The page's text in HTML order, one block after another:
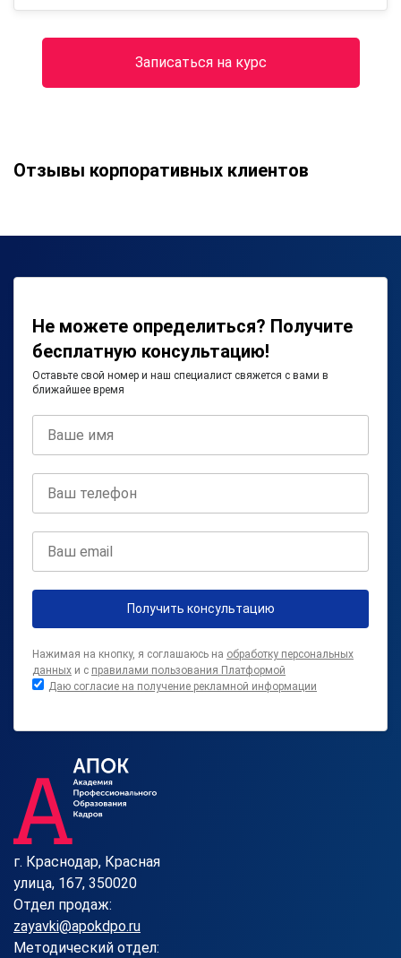
Записаться на курс
Отзывы корпоративных клиентов
Не можете определиться? Получите
бесплатную консультацию!
Оставьте свой номер и наш специалист свяжется с вами в
ближайшее время
Получить консультацию
Нажимая на кнопку, я соглашаюсь на обработку персональных
данных и с правилами пользования Платформой
Даю согласие на получение рекламной информации
г. Краснодар, Красная
улица, 167, 350020
Отдел продаж:
zayavki@apokdpo.ru
Методический отдел: